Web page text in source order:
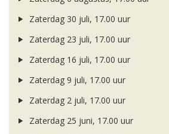
Zaterdag 30 juli, 17.00 uur
Zaterdag 23 juli, 17.00 uur
Zaterdag 16 juli, 17.00 uur
Zaterdag 9 juli, 17.00 uur
Zaterdag 2 juli, 17.00 uur
Zaterdag 25 juni, 17.00 uur